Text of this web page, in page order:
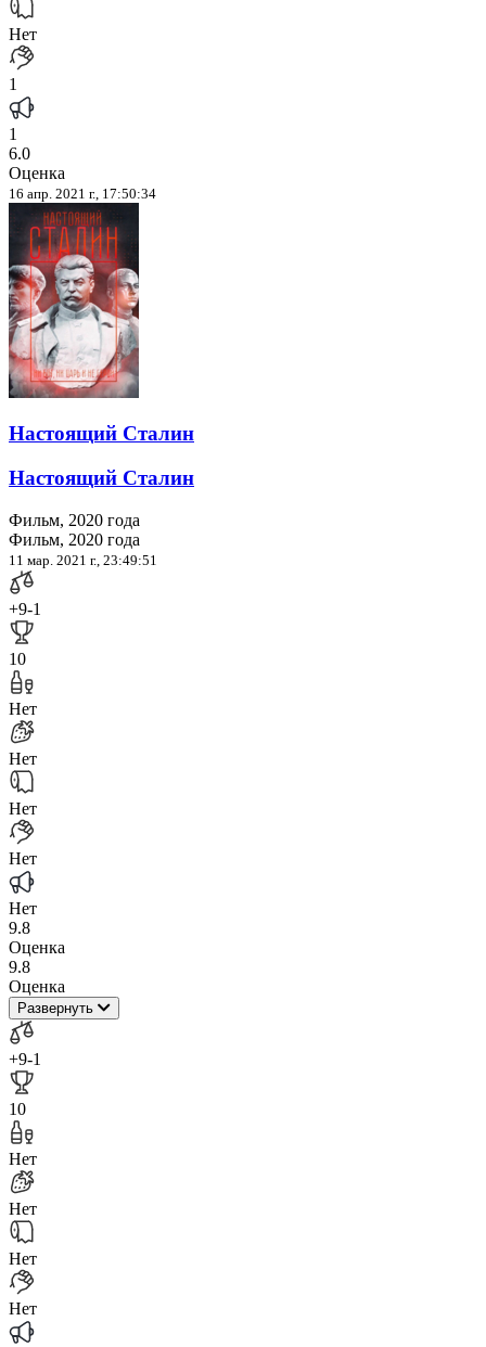
Нет
1
1
6.0
Оценка
16 апр. 2021 г., 17:50:34
Настоящий Сталин
Настоящий Сталин
Фильм, 2020 года
Фильм, 2020 года
11 мар. 2021 г., 23:49:51
+9-1
10
Нет
Нет
Нет
Нет
Нет
9.8
Оценка
9.8
Оценка
Развернуть
+9-1
10
Нет
Нет
Нет
Нет